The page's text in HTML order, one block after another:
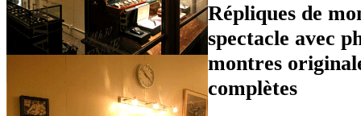
Répliques de
spectacle avec
montres
complètes